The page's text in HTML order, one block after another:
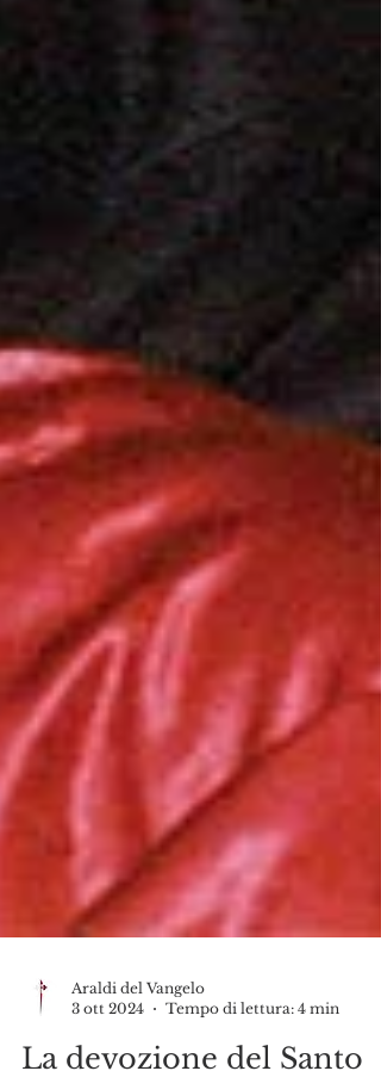
3 ott 2024
Tempo di lettura: 4 min